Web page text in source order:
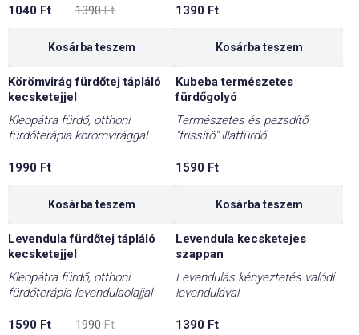
1390Ft
price
1040 Ft
price
Kosárba teszem
1390 Ft
Kosárba teszem
Körömvirág fürdőtej tápláló
kecsketejjel
Kleopátra fürdő, otthoni
fürdőterápia körömvirággal
1990 Ft
Kosárba teszem
Kubeba természetes
fürdőgolyó
Természetes és pezsdítő
"frissítő" illatfürdő
1590 Ft
Kosárba teszem
Levendula fürdőtej tápláló
kecsketejjel
Kleopátra fürdő, otthoni
fürdőterápia levendulaolajjal
1990Ft
price
1590 Ft
price
Levendula kecsketejes
szappan
Levendulás kényeztetés valódi
levendulával
1390 Ft